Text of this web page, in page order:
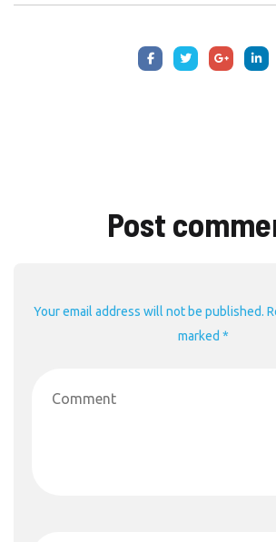
Post
Your email address will not be published.
marked *